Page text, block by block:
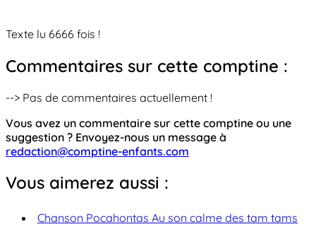
Texte lu 6666 fois !
Commentaires sur cette comptine :
--> Pas de commentaires actuellement !
Vous avez un commentaire sur cette comptine ou une
suggestion ? Envoyez-nous un message à
redaction@comptine-enfants.com
Vous aimerez aussi :
Chanson Pocahontas Au son calme des tam tams